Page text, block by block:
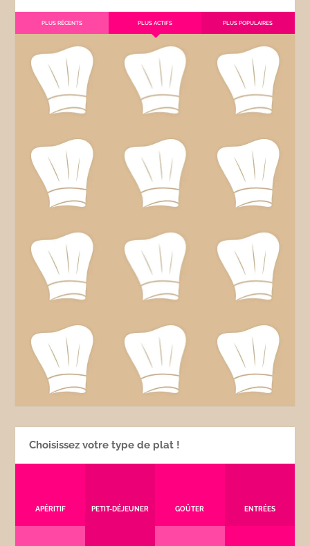
PLUS RÉCENTS PLUS ACTIFS PLUS POPULAIRES
Choisissez votre type de plat !
APÉRITIF PETIT-DÉJEUNER GOÛTER ENTRÉES